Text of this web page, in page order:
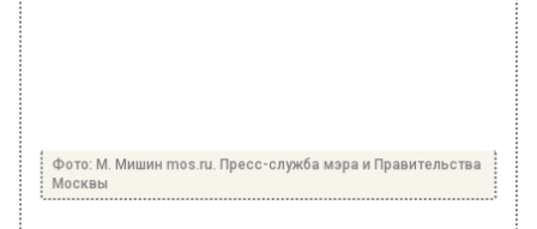
Фото: М. Мишин mos.ru. Пресс-служба мэра и Правительства
Москвы